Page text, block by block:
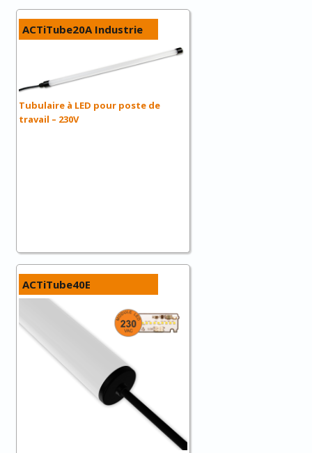
ACTiTube20A Industrie
Tubulaire à LED pour poste de
travail – 230V
ACTiTube40E